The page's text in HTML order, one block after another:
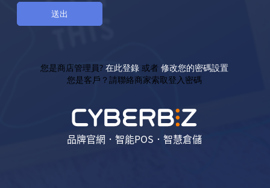
您是商店管理員? 在此登錄 或者 修改您的密碼設置
您是客戶？請聯絡商家索取登入密碼